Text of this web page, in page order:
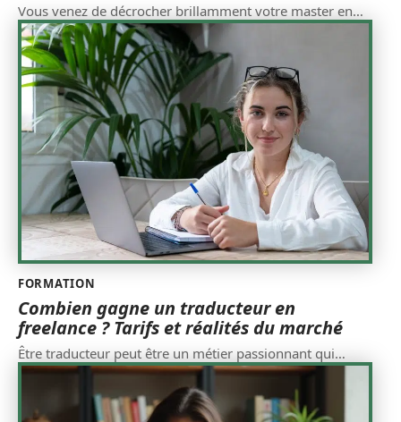
Vous venez de décrocher brillamment votre master en…
FORMATION
Combien gagne un traducteur en
freelance ? Tarifs et réalités du marché
Être traducteur peut être un métier passionnant qui…